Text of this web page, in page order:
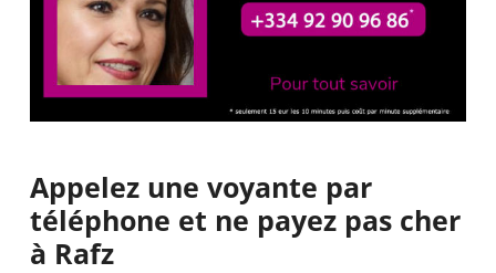
Appelez une voyante par
téléphone et ne payez pas cher
à Rafz